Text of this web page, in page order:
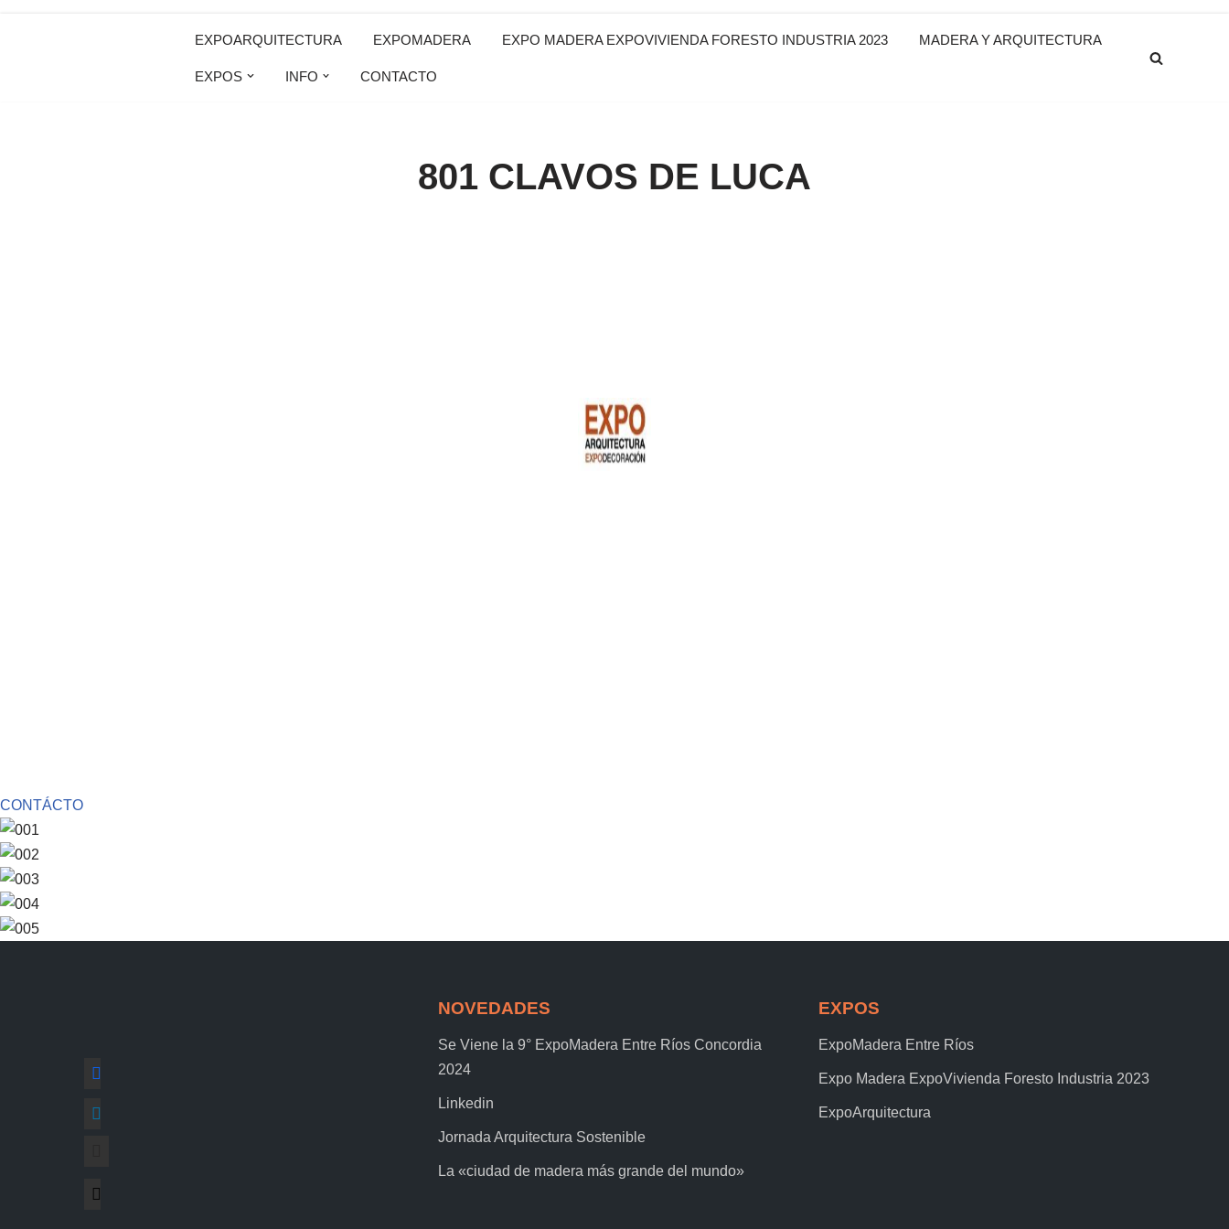
EXPOARQUITECTURA EXPOMADERA EXPO MADERA EXPOVIVIENDA FORESTO INDUSTRIA 2023 MADERA Y ARQUITECTURA
EXPOS INFO CONTACTO
801 CLAVOS DE LUCA
CONTÁCTO
NOVEDADES
Se Viene la 9° ExpoMadera Entre Ríos Concordia
2024
Linkedin
Jornada Arquitectura Sostenible
La «ciudad de madera más grande del mundo»
EXPOS
ExpoMadera Entre Ríos
Expo Madera ExpoVivienda Foresto Industria 2023
ExpoArquitectura